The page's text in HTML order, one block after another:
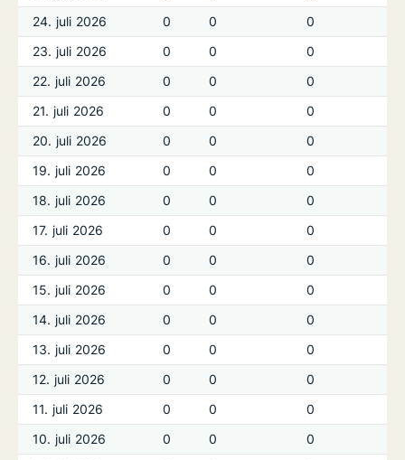
24. juli 2026
0 0
0
23. juli 2026
0 0
0
22. juli 2026
0 0
0
21. juli 2026
0 0
0
20. juli 2026
0 0
0
19. juli 2026
0 0
0
18. juli 2026
0 0
0
17. juli 2026
0 0
0
16. juli 2026
0 0
0
15. juli 2026
0 0
0
14. juli 2026
0 0
0
13. juli 2026
0 0
0
12. juli 2026
0 0
0
11. juli 2026
0 0
0
10. juli 2026
0 0
0